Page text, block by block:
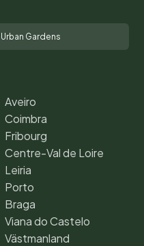
Urban Gardens
Aveiro
Coimbra
Fribourg
Centre-Val de Loire
Leiria
Porto
Braga
Viana do Castelo
Västmanland